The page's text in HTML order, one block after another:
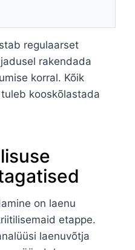
regulaarset
rakendada
korral. Kõik
kooskõlastada
on laenu
etappe.
laenuvõtja